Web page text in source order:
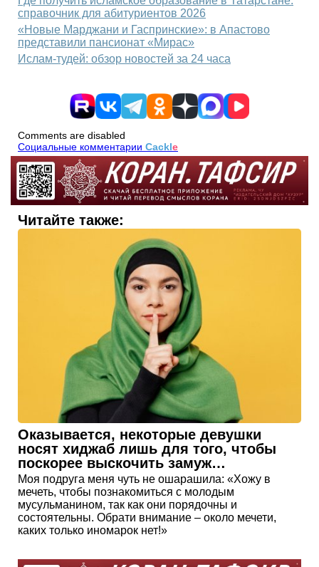
справочник для абитуриентов 2026
«Новые Марджани и Гаспринские»: в Апастово
представили пансионат «Мирас»
Ислам-тудей: обзор новостей за 24 часа
Comments are disabled
Социальные комментарии Cackle
Читайте также:
Оказывается, некоторые девушки
носят хиджаб лишь для того, чтобы
поскорее выскочить замуж…
Моя подруга меня чуть не ошарашила: «Хожу в
мечеть, чтобы познакомиться с молодым
мусульманином, так как они порядочны и
состоятельны. Обрати внимание – около мечети,
каких только иномарок нет!»